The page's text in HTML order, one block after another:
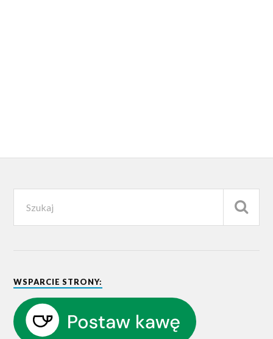
WSPARCIE STRONY: